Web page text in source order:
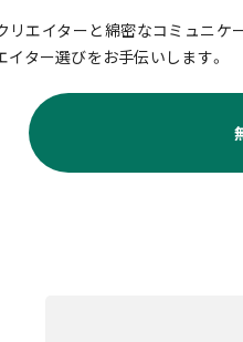
リエイターと綿密なコミュニケ
イター選びをお手伝いします。